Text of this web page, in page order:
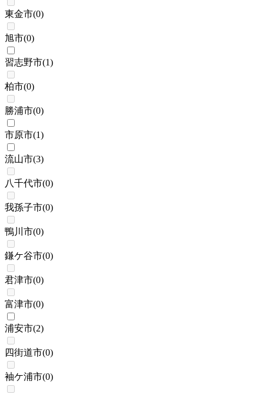
東金市(0)
旭市(0)
習志野市(1)
柏市(0)
勝浦市(0)
市原市(1)
流山市(3)
八千代市(0)
我孫子市(0)
鴨川市(0)
鎌ケ谷市(0)
君津市(0)
富津市(0)
浦安市(2)
四街道市(0)
袖ケ浦市(0)